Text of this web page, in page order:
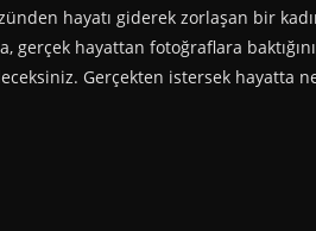
hayatı giderek zorlaşan bir
gerçek hayattan fotoğraflara
Gerçekten istersek hayatta